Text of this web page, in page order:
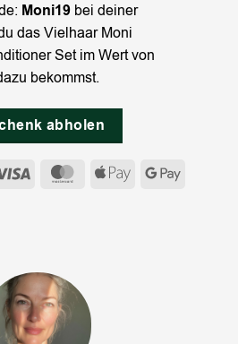
Moni19 bei deiner
das Vielhaar Moni
Set im Wert von
bekommst.
abholen
Visa MasterCard
Apple
Google